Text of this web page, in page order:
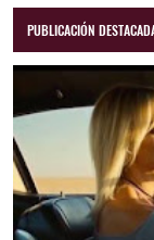
PUBLICACIÓN